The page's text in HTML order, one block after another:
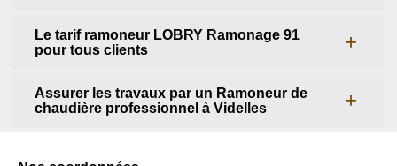
Le tarif ramoneur LOBRY Ramonage 91
pour tous clients
Assurer les travaux par un Ramoneur de
chaudière professionnel à Videlles